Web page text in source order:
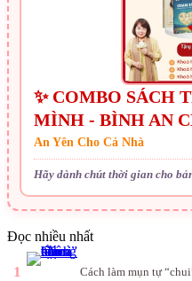
✨ COMBO SÁCH
MÌNH - BÌNH AN
An Yên Cho Cả Nhà
Hãy dành chút thời gian cho
Đọc nhiều nhất
1 Cách làm mụn tự